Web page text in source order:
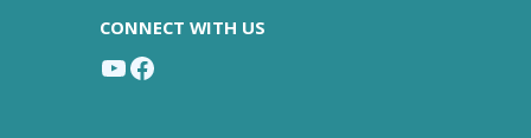
CONNECT WITH US
YouTube Facebook